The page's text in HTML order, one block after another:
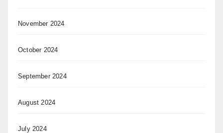
November 2024
October 2024
September 2024
August 2024
July 2024